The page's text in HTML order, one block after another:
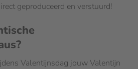
geproduceerd en verstuurd!
Valentijnsdag jouw Valentijn